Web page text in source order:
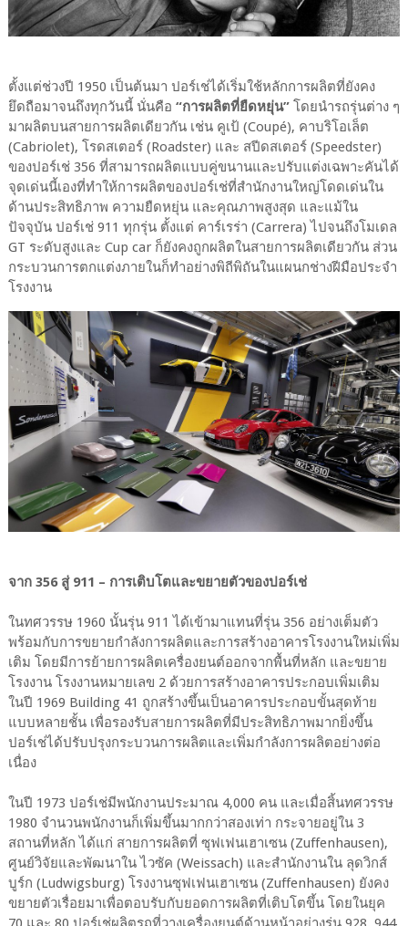
ตั้งแต่ช่วงปี 1950 เป็นต้นมา ปอร์เช่ได้เริ่มใช้หลักการผลิตที่ยังคง
ยึดถือมาจนถึงทุกวันนี้ นั่นคือ “การผลิตที่ยืดหยุ่น”โดยนำรถรุ่นต่าง ๆ
มาผลิตบนสายการผลิตเดียวกัน เช่น คูเป้ (Coupé), คาบริโอเล็ต
(Cabriolet), โรดสเตอร์ (Roadster) และ สปีดสเตอร์ (Speedster)
ของปอร์เช่ 356 ที่สามารถผลิตแบบคู่ขนานและปรับแต่งเฉพาะคันได้
จุดเด่นนี้เองที่ทำให้การผลิตของปอร์เช่ที่สำนักงานใหญ่โดดเด่นใน
ด้านประสิทธิภาพ ความยืดหยุ่น และคุณภาพสูงสุด และแม้ใน
ปัจจุบัน ปอร์เช่ 911 ทุกรุ่น ตั้งแต่ คาร์เรร่า (Carrera) ไปจนถึงโมเดล
GT ระดับสูงและ Cup car ก็ยังคงถูกผลิตในสายการผลิตเดียวกัน ส่วน
กระบวนการตกแต่งภายในก็ทำอย่างพิถีพิถันในแผนกช่างฝีมือประจำ
โรงงาน
จาก 356 สู่ 911 – การเติบโตและขยายตัวของปอร์เช่
ในทศวรรษ 1960 นั้นรุ่น 911 ได้เข้ามาแทนที่รุ่น 356 อย่างเต็มตัว
พร้อมกับการขยายกำลังการผลิตและการสร้างอาคารโรงงานใหม่เพิ่ม
เติม โดยมีการย้ายการผลิตเครื่องยนต์ออกจากพื้นที่หลัก และขยาย
โรงงาน โรงงานหมายเลข 2 ด้วยการสร้างอาคารประกอบเพิ่มเติม
ในปี 1969 Building 41 ถูกสร้างขึ้นเป็นอาคารประกอบขั้นสุดท้าย
แบบหลายชั้น เพื่อรองรับสายการผลิตที่มีประสิทธิภาพมากยิ่งขึ้น
ปอร์เช่ได้ปรับปรุงกระบวนการผลิตและเพิ่มกำลังการผลิตอย่างต่อ
เนื่อง
ในปี 1973 ปอร์เช่มีพนักงานประมาณ 4,000 คน และเมื่อสิ้นทศวรรษ
1980 จำนวนพนักงานก็เพิ่มขึ้นมากกว่าสองเท่า กระจายอยู่ใน 3
สถานที่หลัก ได้แก่ สายการผลิตที่ ซุฟเฟนเฮาเซน (Zuffenhausen),
ศูนย์วิจัยและพัฒนาใน ไวซัค (Weissach) และสำนักงานใน ลุดวิกส์
บูร์ก (Ludwigsburg) โรงงานซุฟเฟนเฮาเซน (Zuffenhausen) ยังคง
ขยายตัวเรื่อยมาเพื่อตอบรับกับยอดการผลิตที่เติบโตขึ้น โดยในยุค